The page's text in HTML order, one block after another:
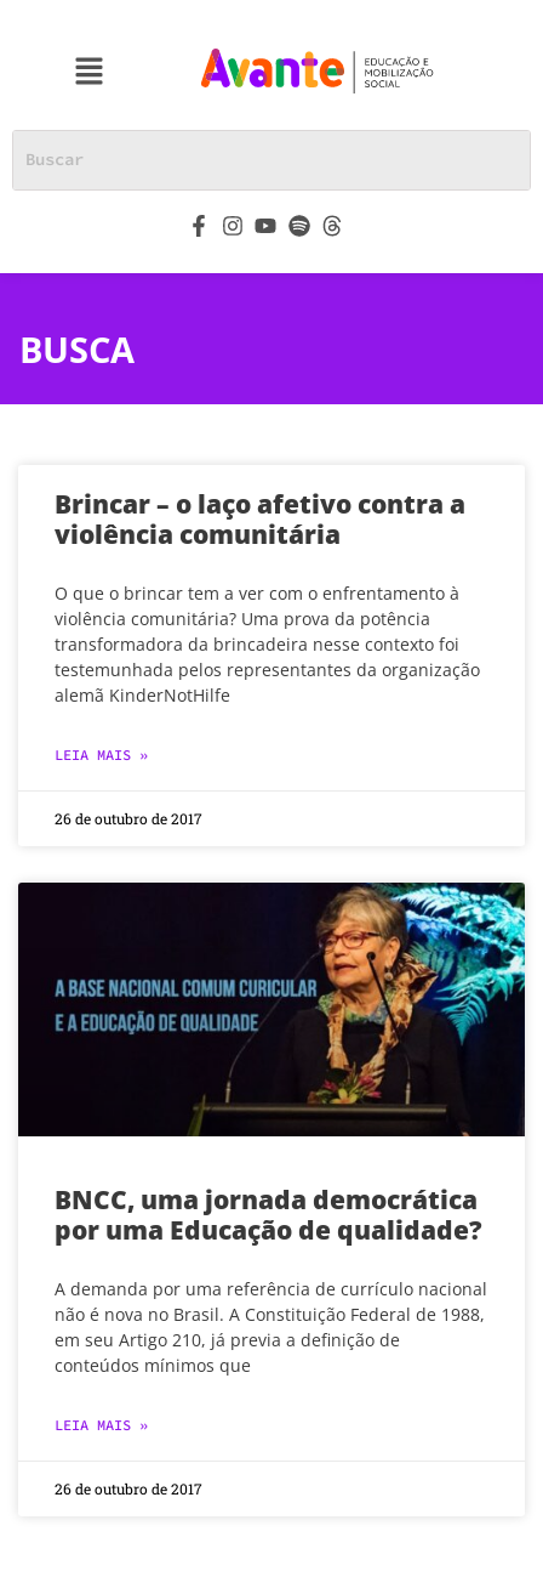
BUSCA
Brincar – o laço afetivo contra a
violência comunitária
O que o brincar tem a ver com o enfrentamento à
violência comunitária? Uma prova da potência
transformadora da brincadeira nesse contexto foi
testemunhada pelos representantes da organização
alemã KinderNotHilfe
LEIA MAIS »
26 de outubro de 2017
BNCC, uma jornada democrática
por uma Educação de qualidade?
A demanda por uma referência de currículo nacional
não é nova no Brasil. A Constituição Federal de 1988,
em seu Artigo 210, já previa a definição de
conteúdos mínimos que
LEIA MAIS »
26 de outubro de 2017